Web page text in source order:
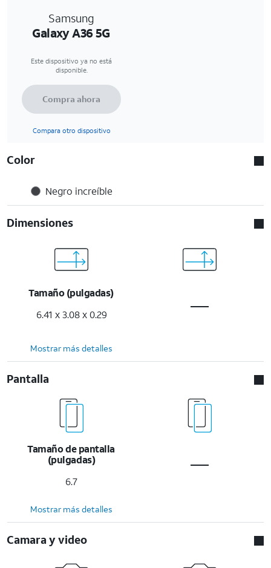
Samsung
Galaxy A36 5G
Este dispositivo ya no está
disponible.
Compra ahora
Compara otro dispositivo
Color
Negro increíble
Dimensiones
Tamaño (pulgadas)
6.41 x 3.08 x 0.29
Mostrar más detalles
Pantalla
Tamaño de pantalla
(pulgadas)
6.7
Mostrar más detalles
Camara y video